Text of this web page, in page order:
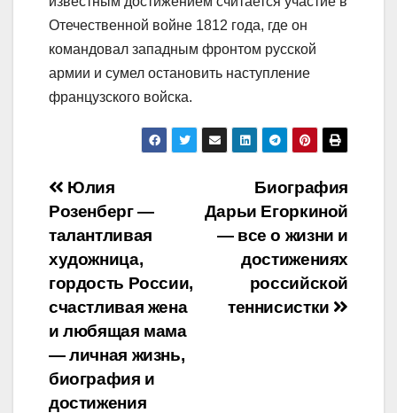
Отечественной войне 1812 года, где он
командовал западным фронтом русской
армии и сумел остановить наступление
французского войска.
Навигация
по
записям
Биография
Дарьи Егоркиной
— все о жизни и
достижениях
российской
теннисистки
Юлия
Розенберг —
талантливая
художница,
гордость России,
счастливая жена
и любящая мама
— личная жизнь,
биография и
достижения